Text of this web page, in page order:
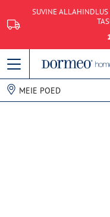
SUVINE ALLAHINDLUS
MEIE POED